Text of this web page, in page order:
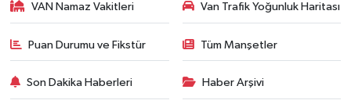
VAN Namaz Vakitleri Van Trafik Yoğunluk Haritası
Puan Durumu ve Fikstür Tüm Manşetler
Son Dakika Haberleri Haber Arşivi